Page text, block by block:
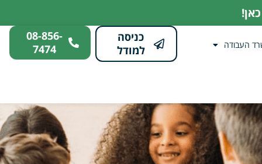
העבודה
כניסה
למודל
08-856-
7474